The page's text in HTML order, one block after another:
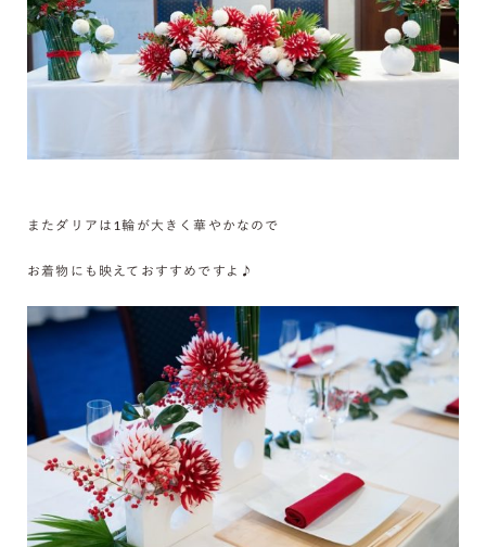
またダリアは1輪が大きく華やかなので
お着物にも映えておすすめですよ♪